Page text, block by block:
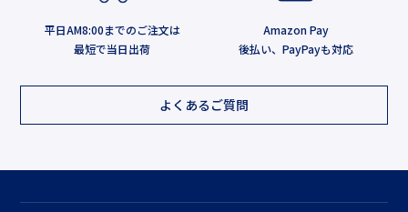
平日AM8:00までのご注文は
最短で当日出荷
Amazon Pay
後払い、PayPayも対応
よくあるご質問